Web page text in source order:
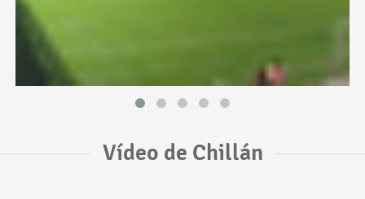
Vídeo de Chillán